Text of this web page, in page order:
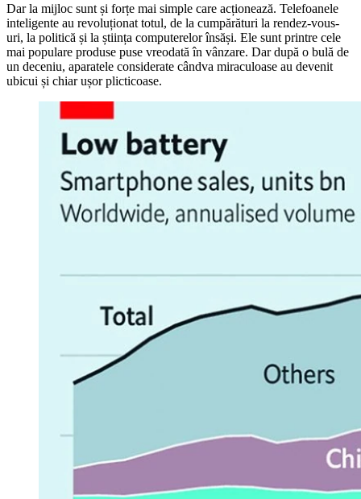
Dar la mijloc sunt și forțe mai simple care acționează. Telefoanele
inteligente au revoluționat totul, de la cumpărături la rendez-vous-
uri, la politică și la știința computerelor însăși. Ele sunt printre cele
mai populare produse puse vreodată în vânzare. Dar după o bulă de
un deceniu, aparatele considerate cândva miraculoase au devenit
ubicui și chiar ușor plicticoase.